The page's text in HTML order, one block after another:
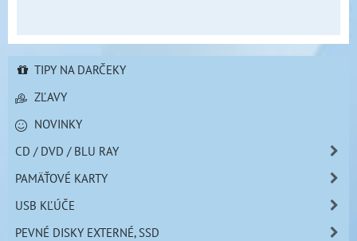
TIPY NA DARČEKY
ZĽAVY
NOVINKY
CD / DVD / BLU RAY
PAMÄŤOVÉ KARTY
USB KĽÚČE
PEVNÉ DISKY EXTERNÉ, SSD